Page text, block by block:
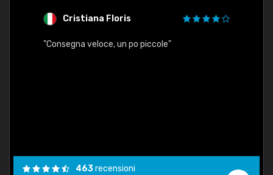
Cristiana Floris
"Consegna veloce, un po piccole"
463recensioni